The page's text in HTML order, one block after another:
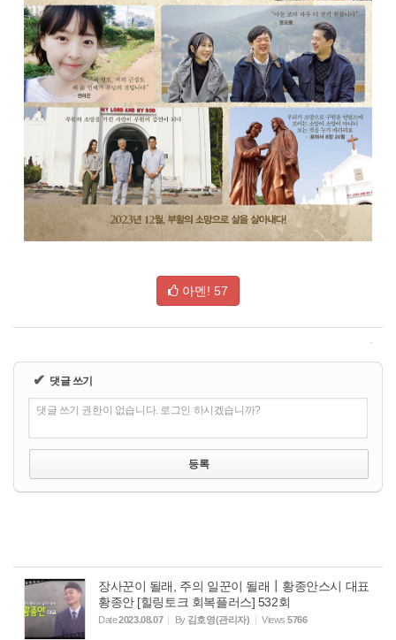
아멘! 57
✔ 댓글 쓰기
댓글 쓰기 권한이 없습니다. 로그인 하시겠습니까?
장사꾼이 될래, 주의 일꾼이 될래┃황종안스시 대표
황종안 [힐링토크 회복플러스] 532회
Date2023.08.07 By 김호영(관리자) Views 5766